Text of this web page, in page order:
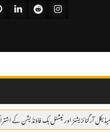
آرگنائزیشنز اور نیشنل بک فاؤنڈیشن کے